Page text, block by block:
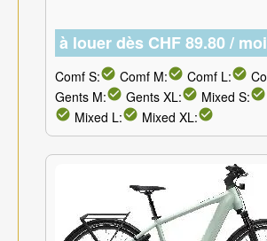
à louer dès CHF 89.80 /
Comf S:check_circle Comf M:check_circle Comf L:check_circle
Gents M:check_circle Gents XL:check_circle Mixed S:check_circle
check_circle Mixed L:check_circle Mixed XL:check_circle